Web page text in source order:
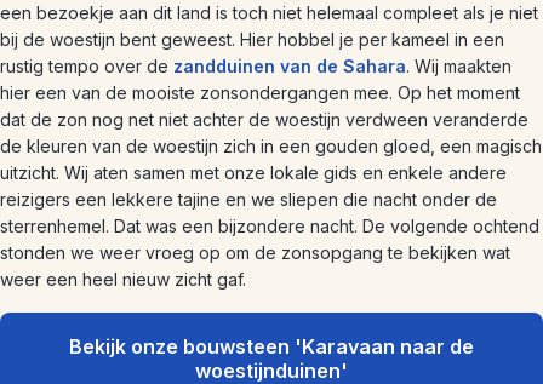
een bezoekje aan dit land is toch niet helemaal compleet als je niet
bij de woestijn bent geweest. Hier hobbel je per kameel in een
rustig tempo over de zandduinen van de Sahara. Wij maakten
hier een van de mooiste zonsondergangen mee. Op het moment
dat de zon nog net niet achter de woestijn verdween veranderde
de kleuren van de woestijn zich in een gouden gloed, een magisch
uitzicht. Wij aten samen met onze lokale gids en enkele andere
reizigers een lekkere tajine en we sliepen die nacht onder de
sterrenhemel. Dat was een bijzondere nacht. De volgende ochtend
stonden we weer vroeg op om de zonsopgang te bekijken wat
weer een heel nieuw zicht gaf.
Bekijk onze bouwsteen 'Karavaan naar de
woestijnduinen'